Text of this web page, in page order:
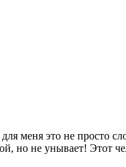
меня это не просто
но не унывает!